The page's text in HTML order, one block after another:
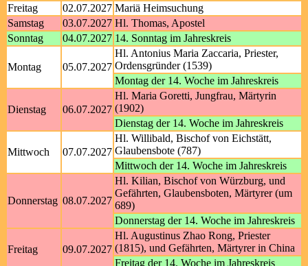
Freitag
02.07.2027 Mariä Heimsuchung
Samstag
03.07.2027 Hl. Thomas, Apostel
Sonntag
04.07.2027 14. Sonntag im Jahreskreis
Montag 05.07.2027
Hl. Antonius Maria Zaccaria, Priester,
Ordensgründer (1539)
Montag der 14. Woche im Jahreskreis
Dienstag 06.07.2027
Hl. Maria Goretti, Jungfrau, Märtyrin
(1902)
Dienstag der 14. Woche im Jahreskreis
Mittwoch 07.07.2027
Hl. Willibald, Bischof von Eichstätt,
Glaubensbote (787)
Mittwoch der 14. Woche im Jahreskreis
Donnerstag 08.07.2027
Hl. Kilian, Bischof von Würzburg, und
Gefährten, Glaubensboten, Märtyrer (um
689)
Donnerstag der 14. Woche im Jahreskreis
Freitag 09.07.2027
Hl. Augustinus Zhao Rong, Priester
(1815), und Gefährten, Märtyrer in China
Freitag der 14. Woche im Jahreskreis